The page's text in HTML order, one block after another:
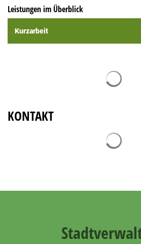
Leistungen im Überblick
Kurzarbeit
KONTAKT